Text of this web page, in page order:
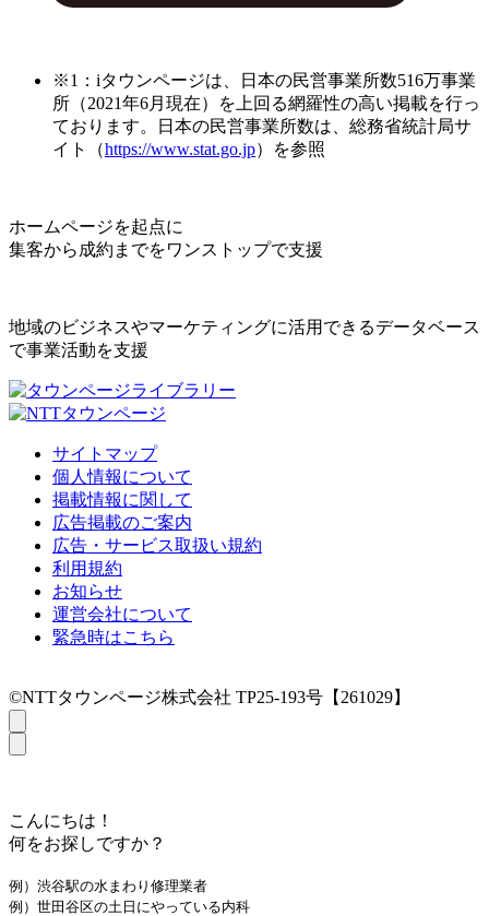
※1：iタウンページは、日本の民営事業所数516万事業
所（2021年6月現在）を上回る網羅性の高い掲載を行っ
ております。日本の民営事業所数は、総務省統計局サ
イト（https://www.stat.go.jp）を参照
ホームページを起点に
集客から成約までをワンストップで支援
地域のビジネスやマーケティングに活用できるデータベース
で事業活動を支援
サイトマップ
個人情報について
掲載情報に関して
広告掲載のご案内
広告・サービス取扱い規約
利用規約
お知らせ
運営会社について
緊急時はこちら
©NTTタウンページ株式会社 TP25-193号【261029】
こんにちは！
何をお探しですか？
例）渋谷駅の水まわり修理業者
例）世田谷区の土日にやっている内科